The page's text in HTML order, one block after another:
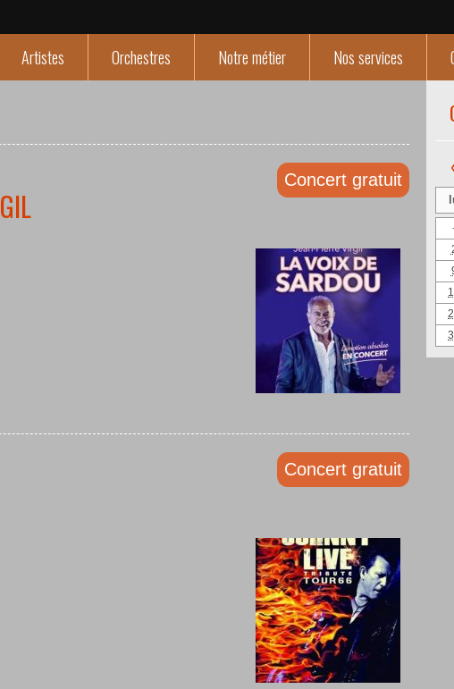
Artistes Orchestres Notre métier Nos services
Concert gratuit
Concert gratuit